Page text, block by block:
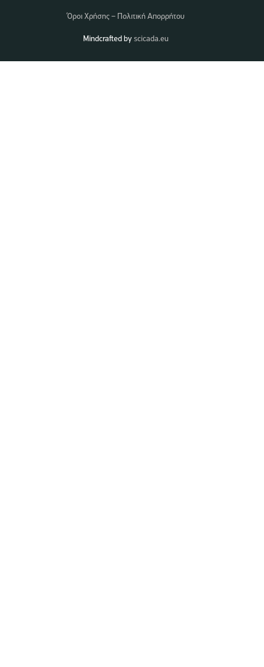
Όροι Χρήσης – Πολιτική Απορρήτου
Mindcrafted byscicada.eu